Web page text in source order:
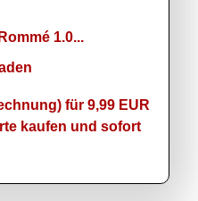
1.0...
für 9,99 EUR
kaufen und sofort